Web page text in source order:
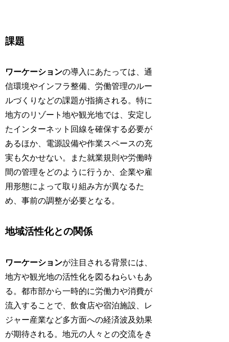
課題
ワーケーションの導入にあたっては、通
信環境やインフラ整備、労働管理のルー
ルづくりなどの課題が指摘される。特に
地方のリゾート地や観光地では、安定し
たインターネット回線を確保する必要が
あるほか、電源設備や作業スペースの充
実も欠かせない。また就業規則や労働時
間の管理をどのように行うか、企業や雇
用形態によって取り組み方が異なるた
め、事前の調整が必要となる。
地域活性化との関係
ワーケーションが注目される背景には、
地方や観光地の活性化を図るねらいもあ
る。都市部から一時的に労働力や消費が
流入することで、飲食店や宿泊施設、レ
ジャー産業など多方面への経済波及効果
が期待される。地元の人々との交流をき